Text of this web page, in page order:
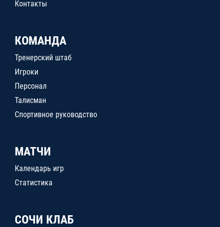
Контакты
КОМАНДА
Тренерский штаб
Игроки
Персонал
Талисман
Спортивное руководство
МАТЧИ
Календарь игр
Статистика
СОЧИ КЛАБ